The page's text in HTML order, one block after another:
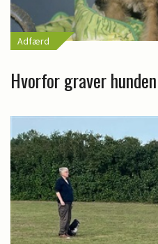
Adfærd
Hvorfor graver